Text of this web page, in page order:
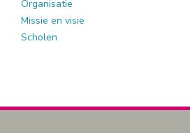
Organisatie
Missie en visie
Scholen